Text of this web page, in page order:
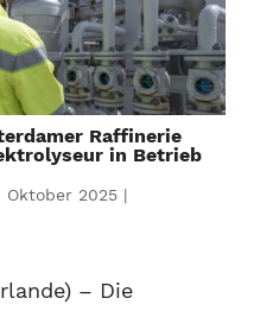
Raffinerie
in Betrieb
Oktober 2025|
– Die